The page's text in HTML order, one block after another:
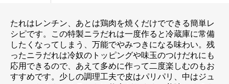
たれはレンチン、あとは鶏肉を焼くだけでできる簡単レ
シピです。この特製ニラだれは一度作ると冷蔵庫に常備
したくなってしまう、万能でやみつきになる味わい。残
ったニラだれは冷奴のトッピングや味玉のつけだれにも
応用できるので、あえて多めに作って二度楽しむのもお
すすめです。少しの調理工夫で皮はパリパリ、中はジュ